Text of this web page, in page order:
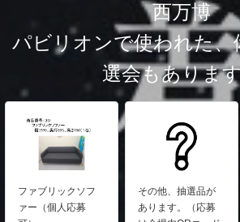
西万博
パビリオンで使われた、
選会もあります
ファブリックソフ
ァー（個人応募
その他、抽選品が
あります。（応募